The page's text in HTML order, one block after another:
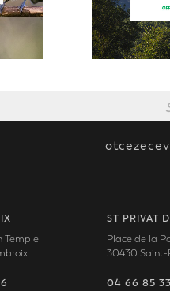
Temple
ST PRIVAT
Place de la
30430
04 66 85